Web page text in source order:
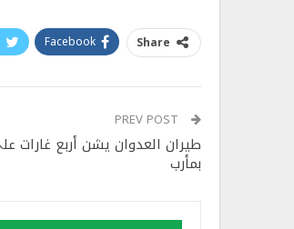
Share
Facebook
طيران العدوان يشن أربع غارات
بمأرب